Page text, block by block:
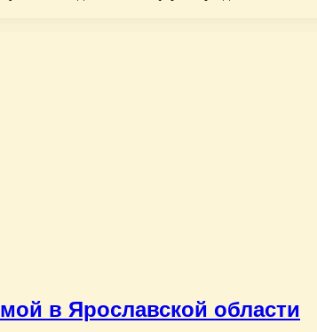
в Ярославской области